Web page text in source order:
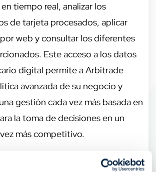
tiempo real, analizar los
de tarjeta procesados, aplicar
web y consultar los diferentes
Este acceso a los datos
digital permite a Arbitrade
avanzada de su negocio y
gestión cada vez más basada en
la toma de decisiones en un
más competitivo.
proyectos de innovación en